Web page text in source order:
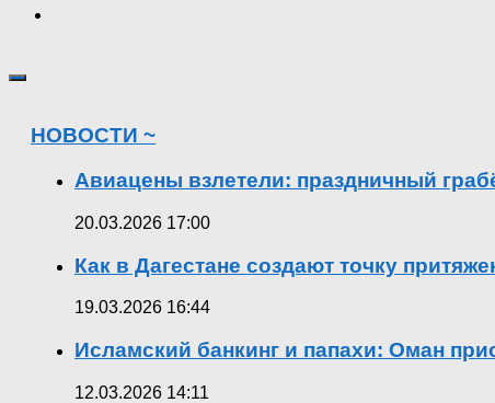
НОВОСТИ ~
Авиацены взлетели: праздничный
20.03.2026 17:00
Как в Дагестане создают точку
19.03.2026 16:44
Исламский банкинг и папахи: Оман
12.03.2026 14:11